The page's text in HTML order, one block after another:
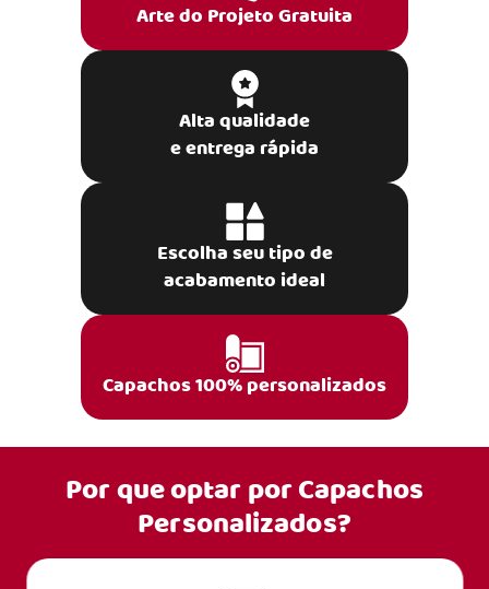
Arte do Projeto Gratuita
Alta qualidade
e entrega rápida
Escolha seu tipo de
acabamento ideal
Capachos 100% personalizados
Por que optar porCapachos
Personalizados?